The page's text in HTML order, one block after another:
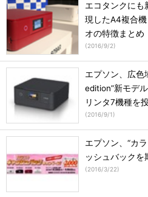
エコタンクにも
現したA4複合
オの特徴まとめ
(2016/9/2)
エプソン、広色
edition”新モデ
リンタ7機種を
(2016/9/1)
エプソン、“カ
ッシュバック
(2016/3/22)